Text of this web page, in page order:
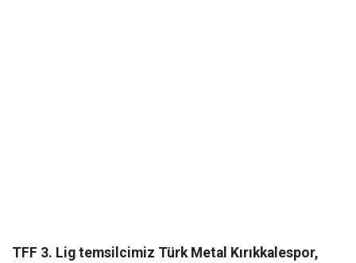
TFF 3. Lig temsilcimiz Türk Metal Kırıkkalespor,